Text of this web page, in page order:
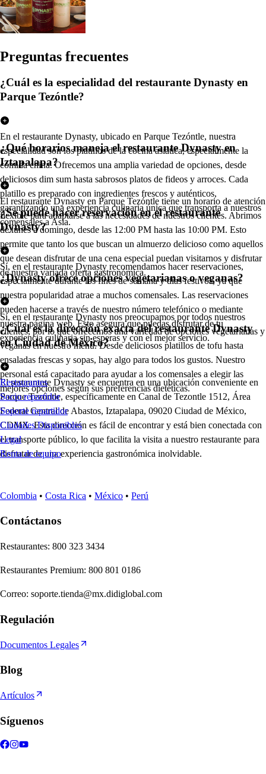
Preguntas frecuentes
¿Cuál es la especialidad del restaurante Dynasty en
Parque Tezóntle?
En el restaurante Dynasty, ubicado en Parque Tezóntle, nuestra
especialidad son los platillos de la cocina asiática, especialmente la
comida china. Ofrecemos una amplia variedad de opciones, desde
deliciosos dim sum hasta sabrosos platos de fideos y arroces. Cada
platillo es preparado con ingredientes frescos y auténticos,
garantizando una experiencia culinaria única que transporta a nuestros
comensales a Asia.
¿Qué horarios maneja el restaurante Dynasty en
Iztapalapa?
El restaurante Dynasty en Parque Tezóntle tiene un horario de atención
flexible para adaptarse a las necesidades de nuestros clientes. Abrimos
de lunes a domingo, desde las 12:00 PM hasta las 10:00 PM. Esto
permite que tanto los que buscan un almuerzo delicioso como aquellos
que desean disfrutar de una cena especial puedan visitarnos y disfrutar
de nuestra variada oferta gastronómica.
¿Se puede hacer reservación en el restaurante
Dynasty?
Sí, en el restaurante Dynasty recomendamos hacer reservaciones,
especialmente durante los fines de semana y días festivos, ya que
nuestra popularidad atrae a muchos comensales. Las reservaciones
pueden hacerse a través de nuestro número telefónico o mediante
nuestra página web. Esto asegura que puedas disfrutar de tu
experiencia culinaria sin esperas y con el mejor servicio.
¿Dynasty ofrece opciones vegetarianas o veganas?
Sí, en el restaurante Dynasty nos preocupamos por todos nuestros
clientes, por lo que ofrecemos una variedad de opciones vegetarianas y
veganas en nuestro menú. Desde deliciosos platillos de tofu hasta
ensaladas frescas y sopas, hay algo para todos los gustos. Nuestro
personal está capacitado para ayudar a los comensales a elegir las
mejores opciones según sus preferencias dietéticas.
¿Cuál es la dirección exacta del restaurante Dynasty
en Ciudad de México?
El restaurante Dynasty se encuentra en una ubicación conveniente en
Parque Tezóntle, específicamente en Canal de Tezontle 1512, Área
Federal Central de Abastos, Iztapalapa, 09020 Ciudad de México,
CDMX. Esta dirección es fácil de encontrar y está bien conectada con
el transporte público, lo que facilita la visita a nuestro restaurante para
disfrutar de una experiencia gastronómica inolvidable.
Restaurantes
Socio repartidor
Soporte repartidor
Ciudades Disponibles
Legal
Renta de equipo
Colombia • Costa Rica • México • Perú
Contáctanos
Restaurantes: 800 323 3434
Restaurantes Premium: 800 801 0186
Correo: soporte.tienda@mx.didiglobal.com
Regulación
Documentos Legales
Blog
Artículos
Síguenos